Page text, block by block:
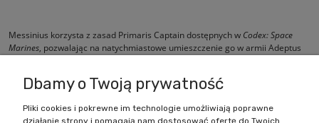
Messinius korzysta z zasad Primaris Captain dostępnych w Codex:Space
Marines, pozwalając na natychmiastowe umieszczenie go w armii Adeptus
Dbamy o Twoją prywatność
Pliki cookies i pokrewne im technologie umożliwiają poprawne
działanie strony i pomagają nam dostosować ofertę do Twoich